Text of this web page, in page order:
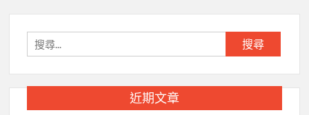
導
覽
尋
關
字:
近期文章